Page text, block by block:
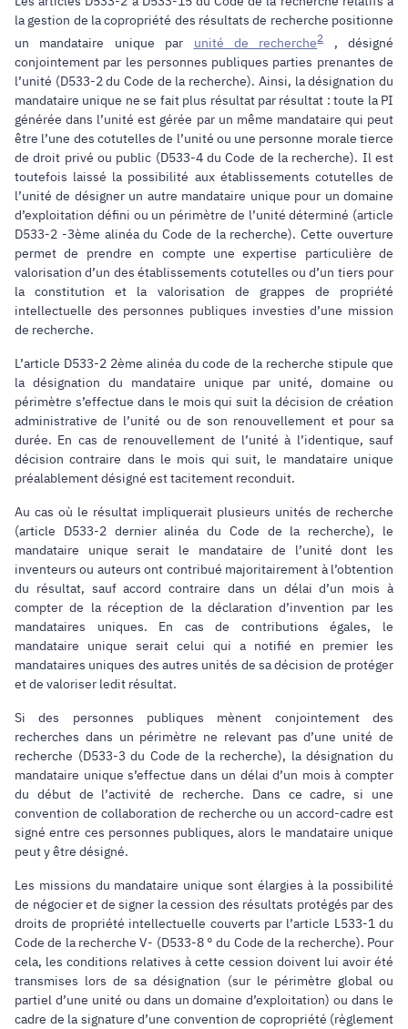
la gestion de la copropriété des résultats de recherche positionne
un mandataire unique par unité de recherche2, désigné
conjointement par les personnes publiques parties prenantes de
l’unité (D533-2 du Code de la recherche). Ainsi, la désignation du
mandataire unique ne se fait plus résultat par résultat : toute la PI
générée dans l’unité est gérée par un même mandataire qui peut
être l’une des cotutelles de l’unité ou une personne morale tierce
de droit privé ou public (D533-4 du Code de la recherche). Il est
toutefois laissé la possibilité aux établissements cotutelles de
l’unité de désigner un autre mandataire unique pour un domaine
d’exploitation défini ou un périmètre de l’unité déterminé (article
D533-2 -3ème alinéa du Code de la recherche). Cette ouverture
permet de prendre en compte une expertise particulière de
valorisation d’un des établissements cotutelles ou d’un tiers pour
la constitution et la valorisation de grappes de propriété
intellectuelle des personnes publiques investies d’une mission
de recherche.
L’article D533-2 2ème alinéa du code de la recherche stipule que
la désignation du mandataire unique par unité, domaine ou
périmètre s’effectue dans le mois qui suit la décision de création
administrative de l’unité ou de son renouvellement et pour sa
durée. En cas de renouvellement de l’unité à l’identique, sauf
décision contraire dans le mois qui suit, le mandataire unique
préalablement désigné est tacitement reconduit.
Au cas où le résultat impliquerait plusieurs unités de recherche
(article D533-2 dernier alinéa du Code de la recherche), le
mandataire unique serait le mandataire de l’unité dont les
inventeurs ou auteurs ont contribué majoritairement à l’obtention
du résultat, sauf accord contraire dans un délai d’un mois à
compter de la réception de la déclaration d’invention par les
mandataires uniques. En cas de contributions égales, le
mandataire unique serait celui qui a notifié en premier les
mandataires uniques des autres unités de sa décision de protéger
et de valoriser ledit résultat.
Si des personnes publiques mènent conjointement des
recherches dans un périmètre ne relevant pas d’une unité de
recherche (D533-3 du Code de la recherche), la désignation du
mandataire unique s’effectue dans un délai d’un mois à compter
du début de l’activité de recherche. Dans ce cadre, si une
convention de collaboration de recherche ou un accord-cadre est
signé entre ces personnes publiques, alors le mandataire unique
peut y être désigné.
Les missions du mandataire unique sont élargies à la possibilité
de négocier et de signer la cession des résultats protégés par des
droits de propriété intellectuelle couverts par l’article L533-1 du
Code de la recherche V- (D533-8 ° du Code de la recherche). Pour
cela, les conditions relatives à cette cession doivent lui avoir été
transmises lors de sa désignation (sur le périmètre global ou
partiel d’une unité ou dans un domaine d’exploitation) ou dans le
cadre de la signature d’une convention de copropriété (règlement